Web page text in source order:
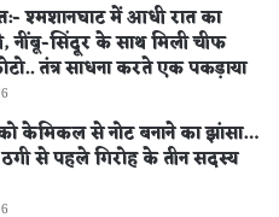
श्मशानघाट में आधी रात का
नींबू-सिंदूर के साथ मिली चीफ
तंत्र साधना करते एक पकड़ाया
केमिकल से नोट बनाने का झांसा…
से पहले गिरोह के तीन सदस्य